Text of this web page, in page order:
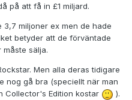
på att få in £1 miljard.
3,7 miljoner ex men de hade
betyder att de förväntade
måste sälja.
Men alla deras tidigare
nog gå bra (speciellt när man
Collector's Edition kostar
).